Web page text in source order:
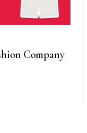
Company